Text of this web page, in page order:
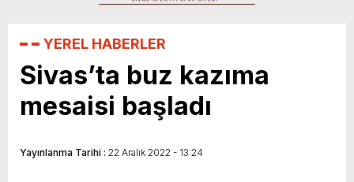
Klavye Kahramanlığı Değil, Şimdi
YEREL HABERLER
Sivas’ta buz kazıma
mesaisi başladı
Yayınlanma Tarihi : 22 Aralık 2022 - 13:24